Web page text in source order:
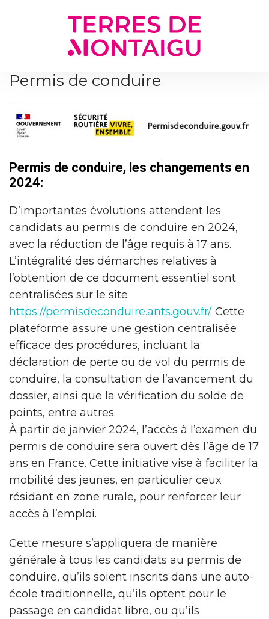
Permis de conduire
Permis de conduire, les changements en
2024:
D’importantes évolutions attendent les
candidats au permis de conduire en 2024,
avec la réduction de l’âge requis à 17 ans.
L’intégralité des démarches relatives à
l’obtention de ce document essentiel sont
centralisées sur le site
https://permisdeconduire.ants.gouv.fr/. Cette
plateforme assure une gestion centralisée
efficace des procédures, incluant la
déclaration de perte ou de vol du permis de
conduire, la consultation de l’avancement du
dossier, ainsi que la vérification du solde de
points, entre autres.
À partir de janvier 2024, l’accès à l’examen du
permis de conduire sera ouvert dès l’âge de 17
ans en France. Cette initiative vise à faciliter la
mobilité des jeunes, en particulier ceux
résidant en zone rurale, pour renforcer leur
accès à l’emploi.
Cette mesure s’appliquera de manière
générale à tous les candidats au permis de
conduire, qu’ils soient inscrits dans une auto-
école traditionnelle, qu’ils optent pour le
passage en candidat libre, ou qu’ils